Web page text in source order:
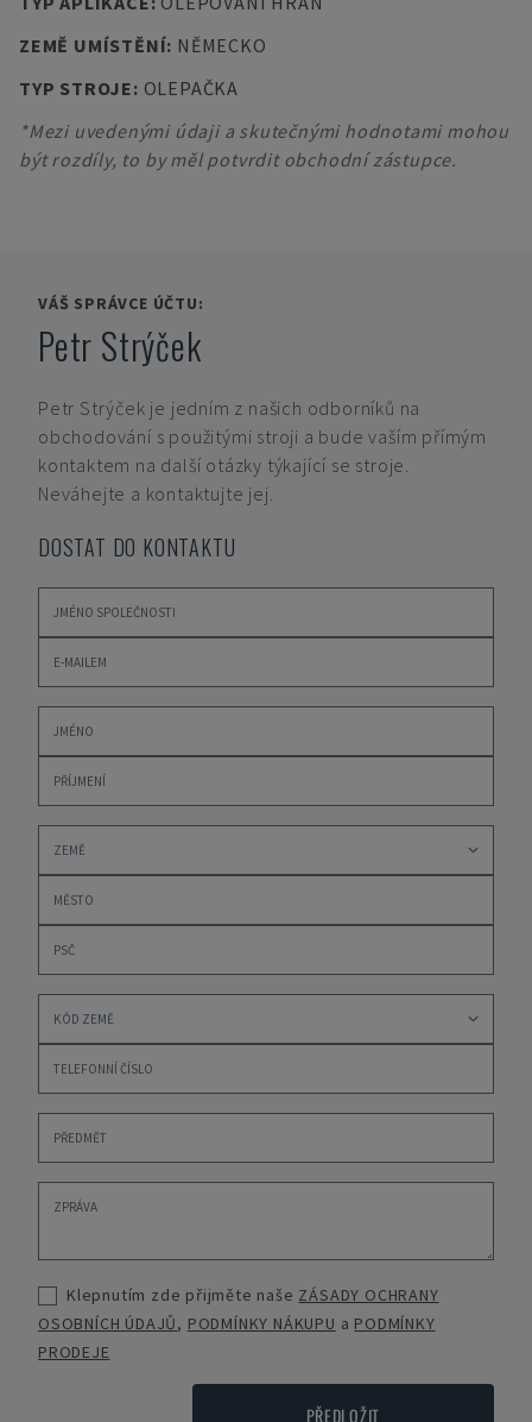
ZEMĚ UMÍSTĚNÍ: NĚMECKO
TYP STROJE: OLEPAČKA
*Mezi uvedenými údaji a skutečnými hodnotami mohou
být rozdíly, to by měl potvrdit obchodní zástupce.
VÁŠ SPRÁVCE ÚČTU:
Petr Strýček
Petr Strýček je jedním z našich odborníků na
obchodování s použitými stroji a bude vaším přímým
kontaktem na další otázky týkající se stroje.
Neváhejte a kontaktujte jej.
DOSTAT DO KONTAKTU
Klepnutím zde přijměte naše ZÁSADY OCHRANY
OSOBNÍCH ÚDAJŮ, PODMÍNKY NÁKUPU a PODMÍNKY
PRODEJE
PŘEDLOŽIT